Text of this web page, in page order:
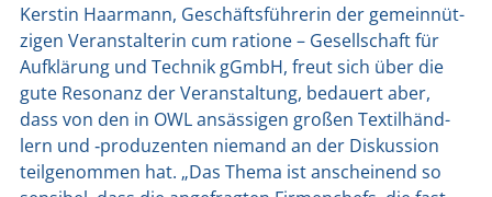
Kers­tin Haar­mann, Geschäfts­füh­re­rin der gemein­nüt­
zi­gen Ver­an­stal­te­rin cum ratio­ne – Gesell­schaft für
Auf­klä­rung und Tech­nik gGmbH, freut sich über die
gute Reso­nanz der Ver­an­stal­tung, bedau­ert aber,
dass von den in OWL ansäs­si­gen gro­ßen Tex­til­händ­
lern und ‑pro­du­zen­ten nie­mand an der Dis­kus­si­on
teil­ge­nom­men hat. „Das The­ma ist anschei­nend so